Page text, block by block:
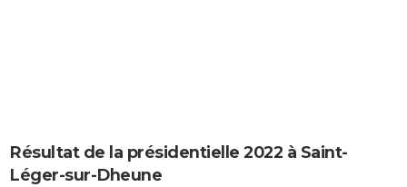
DICTIONNAIRE
Résultat de la présidentielle 2022 à Saint-
Léger-sur-Dheune